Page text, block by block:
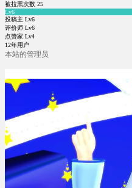
被拉黑次数 25
Lv6
投稿主 Lv6
评价师 Lv6
点赞家 Lv4
12年用户
本站的管理员